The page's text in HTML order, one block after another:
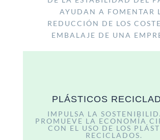
AYUDAN A FOMENTAR
REDUCCIÓN DE LOS
EMBALAJE DE UNA
PLÁSTICOS
IMPULSA LA
PROMUEVE LA ECONOMÍA
CON EL USO DE LOS
RECICLADOS.